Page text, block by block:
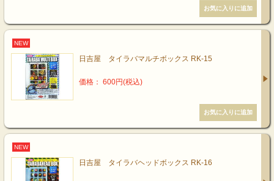
NEW
日吉屋 タイラバマルチボックス RK-15
価格： 600円(税込)
NEW
日吉屋 タイラバヘッドボックス RK-16